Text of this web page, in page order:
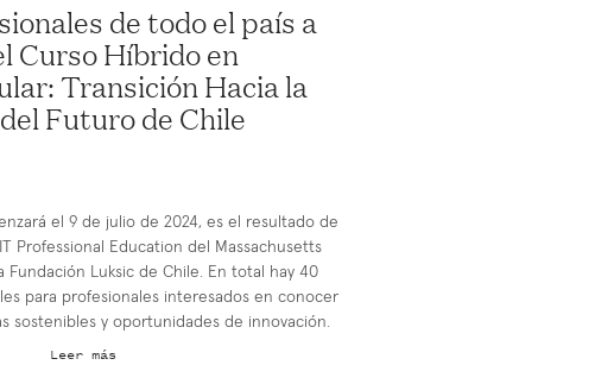
de todo el país a
Curso Híbrido en
Transición Hacia la
Futuro de Chile
el 9 de julio de 2024, es el resultado de
Professional Education del Massachusetts
Fundación Luksic de Chile. En total hay 40
para profesionales interesados en conocer
sostenibles y oportunidades de innovación.
Leer más